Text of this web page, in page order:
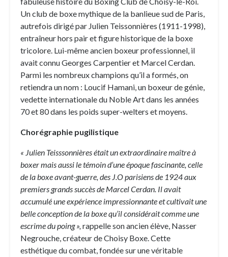
Un club de boxe mythique de la banlieue sud de Paris,
autrefois dirigé par Julien Teissonnières (1911-1998),
entraîneur hors pair et figure historique de la boxe
tricolore. Lui-même ancien boxeur professionnel, il
avait connu Georges Carpentier et Marcel Cerdan.
Parmi les nombreux champions qu’il a formés, on
retiendra un nom : Loucif Hamani, un boxeur de génie,
vedette internationale du Noble Art dans les années
70 et 80 dans les poids super-welters et moyens.
Chorégraphie pugilistique
« Julien Teisssonnières était un extraordinaire maître à
boxer mais aussi le témoin d’une époque fascinante, celle
de la boxe avant-guerre, des J.O parisiens de 1924 aux
premiers grands succès de Marcel Cerdan. Il avait
accumulé une expérience impressionnante et cultivait une
belle conception de la boxe qu’il considérait comme une
escrime du poing », rappelle son ancien élève, Nasser
Negrouche, créateur de Choisy Boxe. Cette
esthétique du combat, fondée sur une véritable